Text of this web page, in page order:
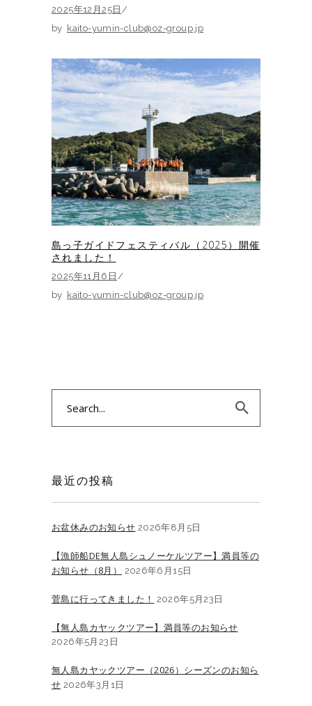
2025年12月25日
by kaito-yumin-club@oz-group.jp
島っ子ガイドフェスティバル（2025）開催
されました！
2025年11月6日
by kaito-yumin-club@oz-group.jp
最近の投稿
お盆休みのお知らせ 2026年8月5日
【漁師船DE無人島シュノーケルツアー】満員等の
お知らせ（8月）
2026年6月15日
菅島に行ってきました！ 2026年5月23日
【無人島カヤックツアー】満員等のお知らせ
2026年5月23日
無人島カヤックツアー（2026）シーズンのお知ら
せ 2026年3月1日